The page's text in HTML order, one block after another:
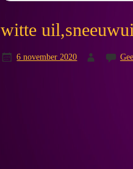
witte
6 november 2020